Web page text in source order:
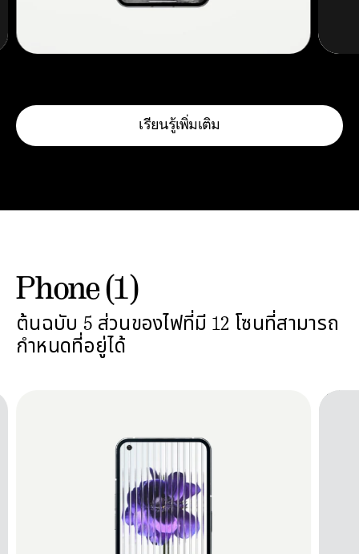
เรียนรู้เพิ่มเติม
Phone (1)
ต้นฉบับ 5 ส่วนของไฟที่มี 12 โซนที่สามารถ
กำหนดที่อยู่ได้